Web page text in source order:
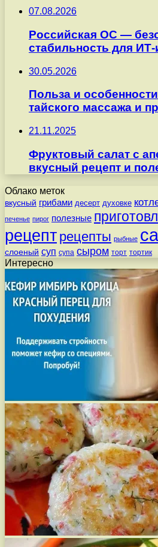
07.08.2026
Российская ОС —
стабильность для
30.05.2026
Польза и
тайского массажа и
21.11.2025
Фруктовый салат с
вкусный рецепт и
Облако меток
вкусный грибами десерт духовке
печенье пирог полезные
рецепт рецепты рыбные
слоеный суп супа сыром торт тортик
Интересно